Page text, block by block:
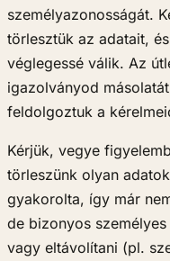
személyazonosságát.
törlesztük az adatait,
véglegessé válik. Az
igazolványod
feldolgoztuk a
Kérjük, vegye
törleszünk olyan
gyakorolta, így már
de bizonyos
vagy eltávolítani (pl.